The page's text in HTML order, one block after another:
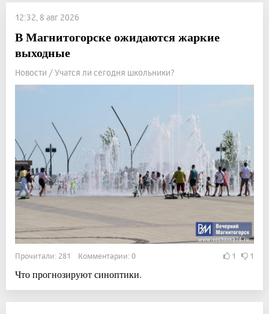
12:32, 8 авг 2026
В Магнитогорске ожидаются жаркие
выходные
Новости / Учатся ли сегодня школьники?
Прочитали: 281 Комментарии: 0 1 1
Что прогнозируют синоптики.